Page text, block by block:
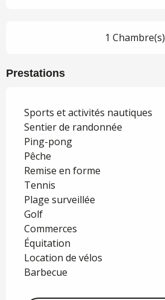
1 Chambre(s)
Prestations
Sports et activités nautiques
Sentier de randonnée
Ping-pong
Pêche
Remise en forme
Tennis
Plage surveillée
Golf
Commerces
Équitation
Location de vélos
Barbecue